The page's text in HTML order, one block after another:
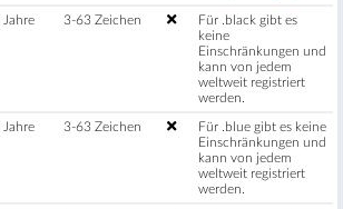
3-63 Zeichen
Für .black gibt es
keine
Einschränkungen und
kann von jedem
weltweit registriert
werden.
3-63 Zeichen
Für .blue gibt es keine
Einschränkungen und
kann von jedem
weltweit registriert
werden.